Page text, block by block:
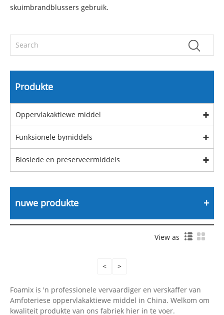
skuimbrandblussers gebruik.
Produkte
Oppervlakaktiewe middel
Funksionele bymiddels
Biosiede en preserveermiddels
nuwe produkte
View as
< >
Foamix is ​​'n professionele vervaardiger en verskaffer van
Amfoteriese oppervlakaktiewe middel in China. Welkom om
kwaliteit produkte van ons fabriek hier in te voer.